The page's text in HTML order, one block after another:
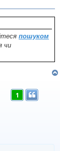
пошуком
чи
1